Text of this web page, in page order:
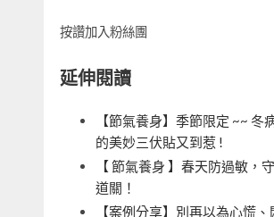
按讚加入粉絲團
延伸閱讀
【節氣養身】季節限定 ~~ 冬
的美妙三伏貼又到惹 !
【 節氣養身 】春天防過敏，
道關！
【案例分享】別再以為心慌、